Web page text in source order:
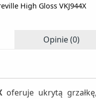
High Gloss VKJ944X
Opinie (0)
oferuje ukrytą